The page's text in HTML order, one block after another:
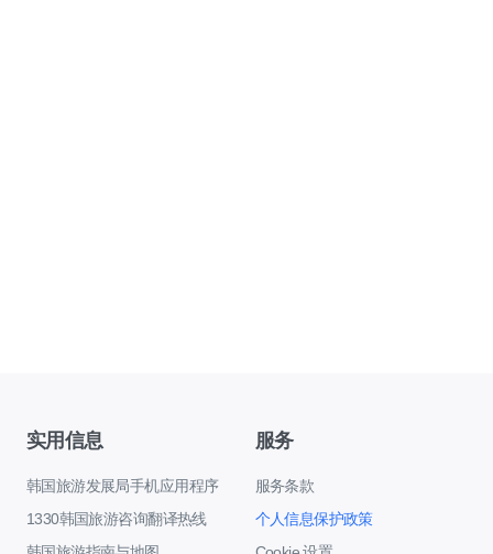
实用信息
韩国旅游发展局手机应用程序
1330韩国旅游咨询翻译热线
服务
服务条款
个人信息保护政策